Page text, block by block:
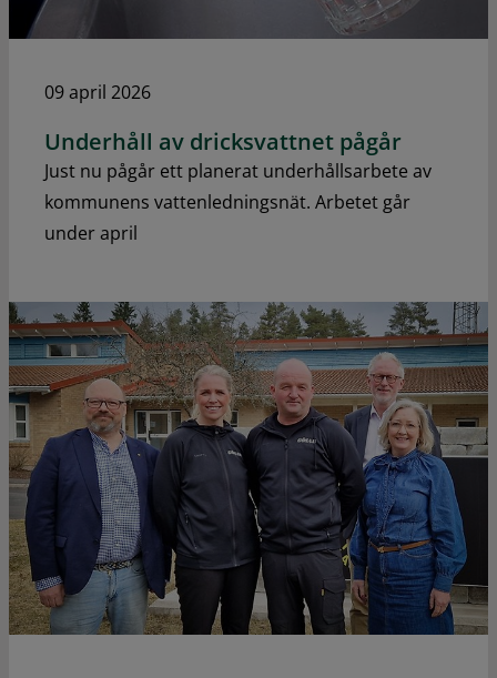
09 april 2026
Underhåll av dricksvattnet pågår
Just nu pågår ett planerat underhållsarbete av
kommunens vattenledningsnät. Arbetet går
under april